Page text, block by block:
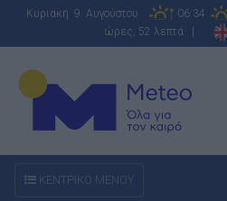
Κυριακή 9 Αυγούστου 06:34
ώρες, 52 λεπτά |
ΚΕΝΤΡΙΚΟ ΜΕΝΟΥ